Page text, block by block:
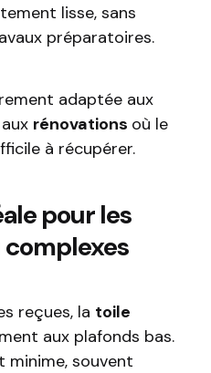
lisse, sans
préparatoires.
adaptée aux
rénovations où le
à récupérer.
pour les
complexes
reçues, la toile
aux plafonds bas.
minime, souvent